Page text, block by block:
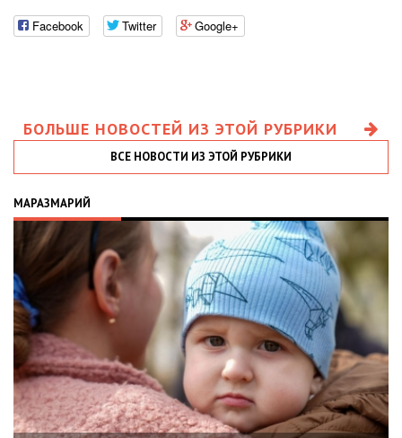
Facebook Twitter Google+
БОЛЬШЕ НОВОСТЕЙ ИЗ ЭТОЙ РУБРИКИ
ВСЕ НОВОСТИ ИЗ ЭТОЙ РУБРИКИ
МАРАЗМАРИЙ